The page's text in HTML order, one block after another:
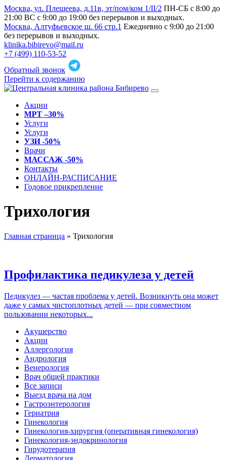
Москва, ул. Плещеева, д.11в, эт/пом/ком 1/II/2 ПН-СБ с 8:00 до
21:00 ВС с 9:00 до 19:00 без перерывов и выходных.
Москва, Алтуфьевское ш. 66 стр.1 Ежедневно с 9:00 до 21:00
без перерывов и выходных.
klinika.bibirevo@mail.ru
+7 (499) 110-53-52
Обратный звонок
Перейти к содержанию
Акции
МРТ –30%
Услуги
Услуги
УЗИ -50%
Врачи
МАССАЖ -50%
Контакты
ОНЛАЙН-РАСПИСАНИЕ
Годовое прикрепление
Трихология
Главная страница » Трихология
Профилактика педикулеза у детей
Педикулез — частая проблема у детей. Возникнуть она может
даже у самых чистоплотных детей — при совместном
пользовании некоторых...
Акушерство
Акции
Аллергология
Андрология
Венерология
Врач общей практики
Все записи
Выезд врача на дом
Гастроэнтерология
Гериатрия
Гинекология
Гинекология-хирургия (оперативная гинекология)
Гинекология-эндокринология
Гирудотерапия
Дерматология